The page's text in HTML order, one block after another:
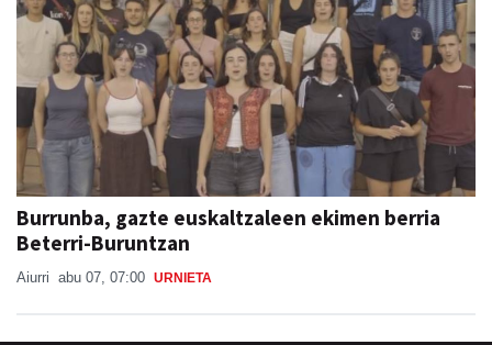
Burrunba, gazte euskaltzaleen ekimen berria
Beterri-Buruntzan
Aiurri abu 07, 07:00 URNIETA